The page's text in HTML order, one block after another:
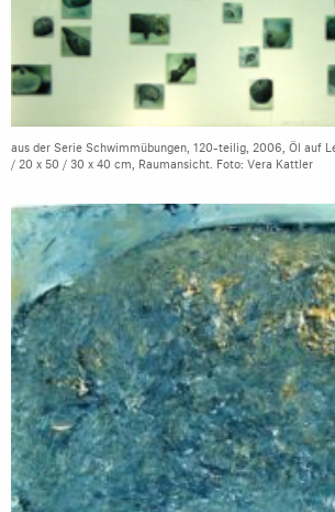
aus der Serie Schwimmübungen, 120-teilig, 2006, Öl auf
/ 20 x 50 / 30 x 40 cm, Raumansicht. Foto: Vera Kattler